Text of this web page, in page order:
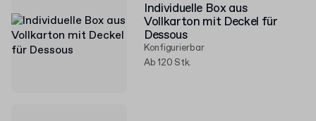
Individuelle Box aus
Vollkarton mit Deckel für
Dessous
Konfigurierbar
Ab 120 Stk.